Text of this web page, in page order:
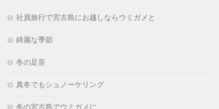
社員旅行で宮古島にお越しならウミガメと
綺麗な季節
冬の足音
真冬でもシュノーケリング
冬の宮古島でウミガメに